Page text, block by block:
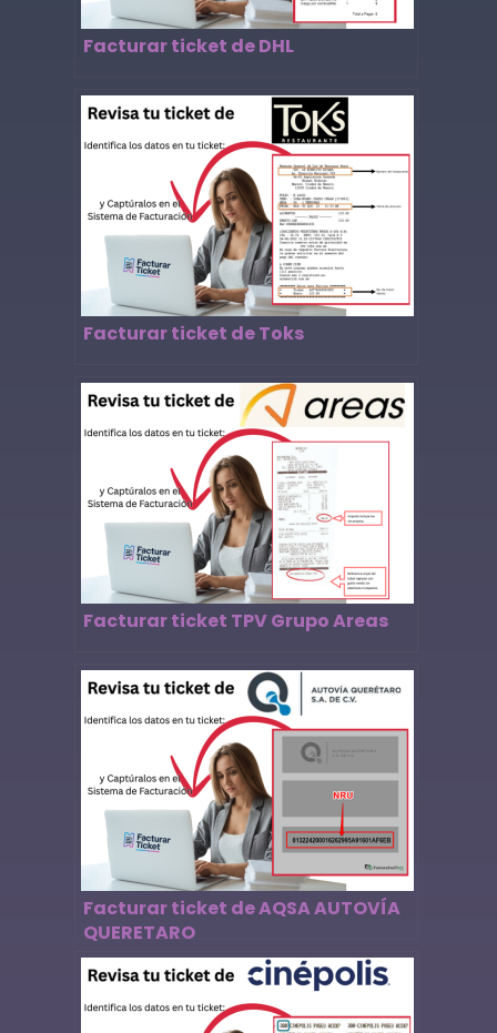
Facturar ticket de DHL
Facturar ticket de Toks
Facturar ticket TPV Grupo Areas
Facturar ticket de AQSA AUTOVÍA
QUERETARO